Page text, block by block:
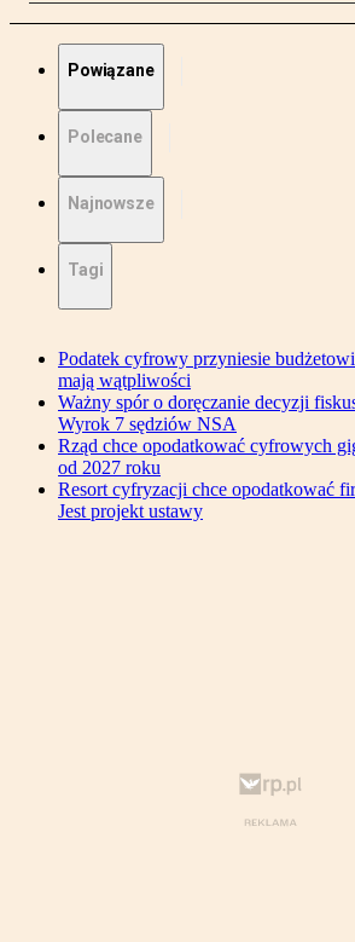
Powiązane
Polecane
Najnowsze
Tagi
Podatek cyfrowy przyniesie
mają wątpliwości
Ważny spór o doręczanie decyzji
Wyrok 7 sędziów NSA
Rząd chce opodatkować cyfrowych
od 2027 roku
Resort cyfryzacji chce opodatkować
Jest projekt ustawy